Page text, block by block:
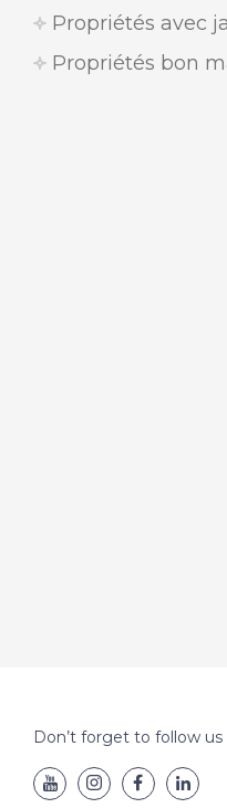
Propriétés avec
Propriétés bon
Don’t forget to follow us